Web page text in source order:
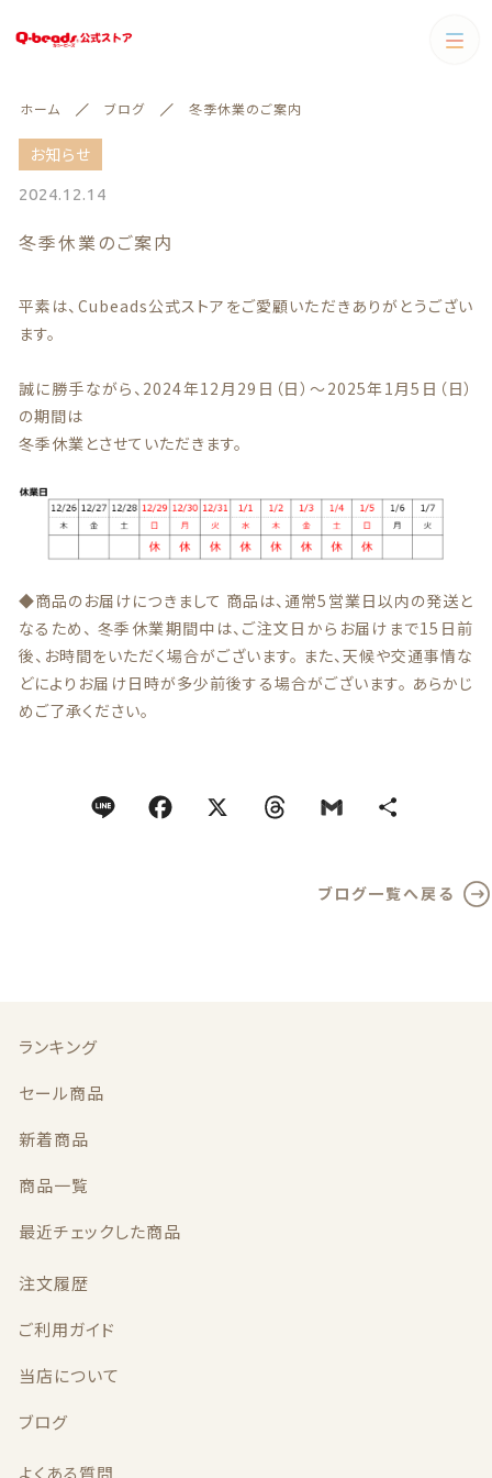
ホーム ブログ 冬季休業のご案内
お知らせ
2024.12.14
冬季休業のご案内
平素は、Cubeads公式ストアをご愛顧いただきありがとうござい
ます。
誠に勝手ながら、2024年12月29日（日）～2025年1月5日（日）
の期間は
冬季休業とさせていただきます。
◆商品のお届けにつきまして 商品は、通常5営業日以内の発送と
なるため、 冬季休業期間中は、ご注文日からお届けまで15日前
後、お時間をいただく場合がございます。 また、天候や交通事情な
どによりお届け日時が多少前後する場合がございます。 あらかじ
めご了承ください。
ブログ一覧へ戻る
ランキング
セール商品
新着商品
商品一覧
最近チェックした商品
注文履歴
ご利用ガイド
当店について
ブログ
カテゴリー
【座/眠】イーザ&クレードル
カテゴリー一覧
ランキング
最近チェックした商品
注文履歴
ご利用ガイド
よくある質問
プライバシーポリシー
特定商取引法に基づく表記
【鍛/療】トレケア
～
その他
在庫あり セール
並び順